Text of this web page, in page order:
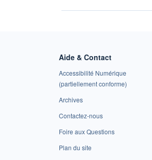
Aide & Contact
Accessibilité Numérique
(partiellement conforme)
Archives
Contactez-nous
Foire aux Questions
Plan du site